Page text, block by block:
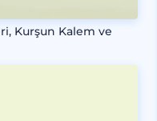
Kurşun Kalem ve